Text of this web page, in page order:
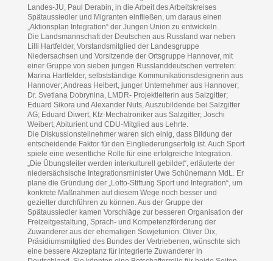
Landes-JU, Paul Derabin, in die Arbeit des Arbeitskreises
Spätaussiedler und Migranten einfließen, um daraus einen
„Aktionsplan Integration“ der Jungen Union zu entwickeln.
Die Landsmannschaft der Deutschen aus Russland war neben
Lilli Hartfelder, Vorstandsmitglied der Landesgruppe
Niedersachsen und Vorsitzende der Ortsgruppe Hannover, mit
einer Gruppe von sieben jungen Russlanddeutschen vertreten:
Marina Hartfelder, selbstständige Kommunikationsdesignerin aus
Hannover; Andreas Helbert, junger Unternehmer aus Hannover;
Dr. Svetlana Dobrynina, LMDR- Projektleiterin aus Salzgitter;
Eduard Sikora und Alexander Nuts, Auszubildende bei Salzgitter
AG; Eduard Diwert, Kfz-Mechatroniker aus Salzgitter; Joschi
Weibert, Abiturient und CDU-Mitglied aus Lehrte.
Die Diskussionsteilnehmer waren sich einig, dass Bildung der
entscheidende Faktor für den Eingliederungserfolg ist. Auch Sport
spiele eine wesentliche Rolle für eine erfolgreiche Integration.
„Die Übungsleiter werden interkulturell gebildet“, erläuterte der
niedersächsische Integrationsminister Uwe Schünemann MdL. Er
plane die Gründung der „Lotto-Stiftung Sport und Integration“, um
konkrete Maßnahmen auf diesem Wege noch besser und
gezielter durchführen zu können. Aus der Gruppe der
Spätaussiedler kamen Vorschläge zur besseren Organisation der
Freizeitgestaltung, Sprach- und Kompetenzförderung der
Zuwanderer aus der ehemaligen Sowjetunion. Oliver Dix,
Präsidiumsmitglied des Bundes der Vertriebenen, wünschte sich
eine bessere Akzeptanz für integrierte Zuwanderer in